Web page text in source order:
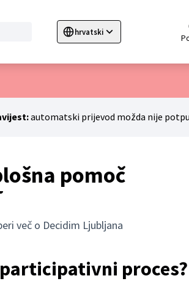
hrvatski
Sprache wählen Choose language
automatski prijevod možda nije
pomoč
več o Decidim Ljubljana
proces?